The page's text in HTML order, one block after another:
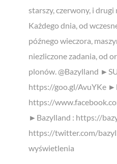
starszy, czerwony, i drugi
Każdego dnia, od
późnego wieczora,
niezliczone zadania, od
plonów. @Bazylland
https://goo.gl/AvuYKe
https://
►Bazylland : https://
https://twitter.com/
wyświetlenia